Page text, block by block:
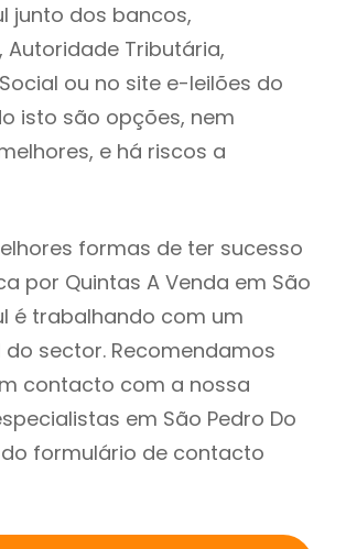
junto dos bancos,
Autoridade Tributária,
ou no site e-leilões do
isto são opções, nem
e há riscos a
formas de ter sucesso
por Quintas A Venda em São
é trabalhando com um
sector. Recomendamos
contacto com a nossa
em São Pedro Do
formulário de contacto